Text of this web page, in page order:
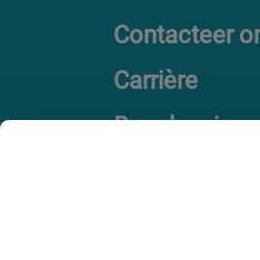
Contacteer
Carrière
Regelgeving
Ethisch